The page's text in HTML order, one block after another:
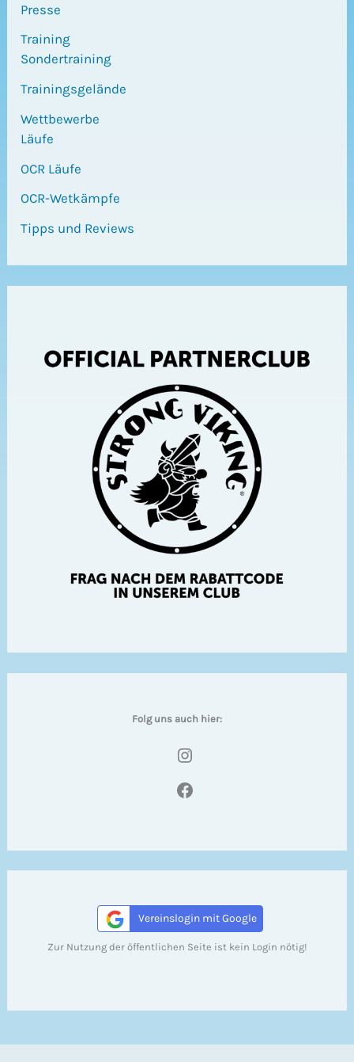
Presse
Training
Sondertraining
Trainingsgelände
Wettbewerbe
Läufe
OCR Läufe
OCR-Wetkämpfe
Tipps und Reviews
Folg uns auch hier:
Instagram
Facebook
Vereinslogin mit Google
Zur Nutzung der öffentlichen Seite ist kein Login nötig!